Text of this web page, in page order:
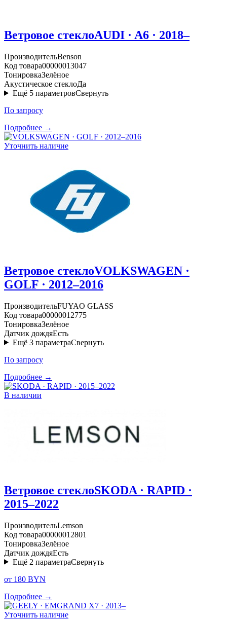
Ветровое стеклоAUDI · A6 · 2018–
ПроизводительBenson
Код товара00000013047
ТонировкаЗелёное
Акустическое стеклоДа
Ещё 5 параметровСвернуть
По запросу
Подробнее →
Уточнить наличие
Ветровое стеклоVOLKSWAGEN ·
GOLF · 2012–2016
ПроизводительFUYAO GLASS
Код товара00000012775
ТонировкаЗелёное
Датчик дождяЕсть
Ещё 3 параметраСвернуть
По запросу
Подробнее →
В наличии
Ветровое стеклоSKODA · RAPID ·
2015–2022
ПроизводительLemson
Код товара00000012801
ТонировкаЗелёное
Датчик дождяЕсть
Ещё 2 параметраСвернуть
от 180 BYN
Подробнее →
Уточнить наличие